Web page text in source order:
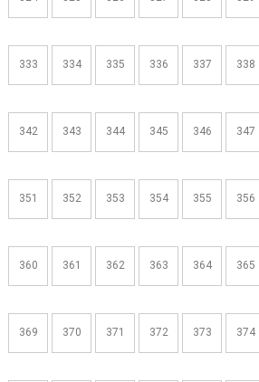
333 334 335 336 337 338
342 343 344 345 346 347
351 352 353 354 355 356
360 361 362 363 364 365
369 370 371 372 373 374